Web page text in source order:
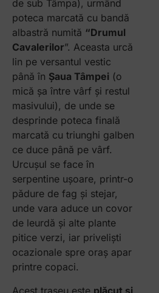
de sub Tâmpa), urmând
poteca marcată cu bandă
albastră numită “Drumul
Cavalerilor”. Aceasta urcă
lin pe versantul vestic
până în Șaua Tâmpei (o
mică șa între vârf și restul
masivului), de unde se
desprinde poteca finală
marcată cu triunghi galben
ce duce până pe vârf.
Urcușul se face în
serpentine ușoare, printr-o
pădure de fag și stejar,
unde vara aduce un covor
de leurdă și alte plante
pitice verzi, iar priveliști
ocazionale spre oraș apar
printre copaci.
Acest traseu este plăcut și